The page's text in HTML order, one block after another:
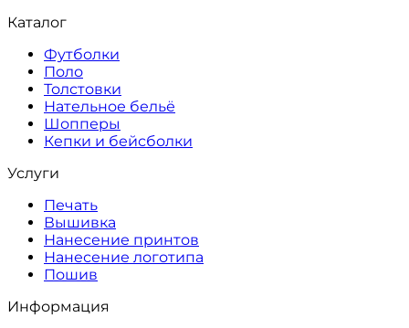
Каталог
Футболки
Поло
Толстовки
Нательное бельё
Шопперы
Кепки и бейсболки
Услуги
Печать
Вышивка
Нанесение принтов
Нанесение логотипа
Пошив
Информация